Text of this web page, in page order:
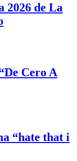
2026 de La
Cero A
“hate that i